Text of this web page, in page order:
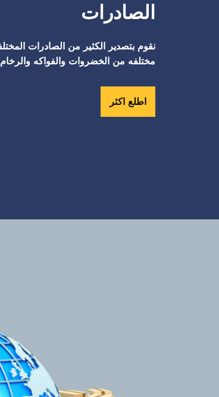
الصادرات
نقوم بتصدير الكثير من الصادرات
مختلفه من الخضروات والفواكه والرخام
اطلع اكثر